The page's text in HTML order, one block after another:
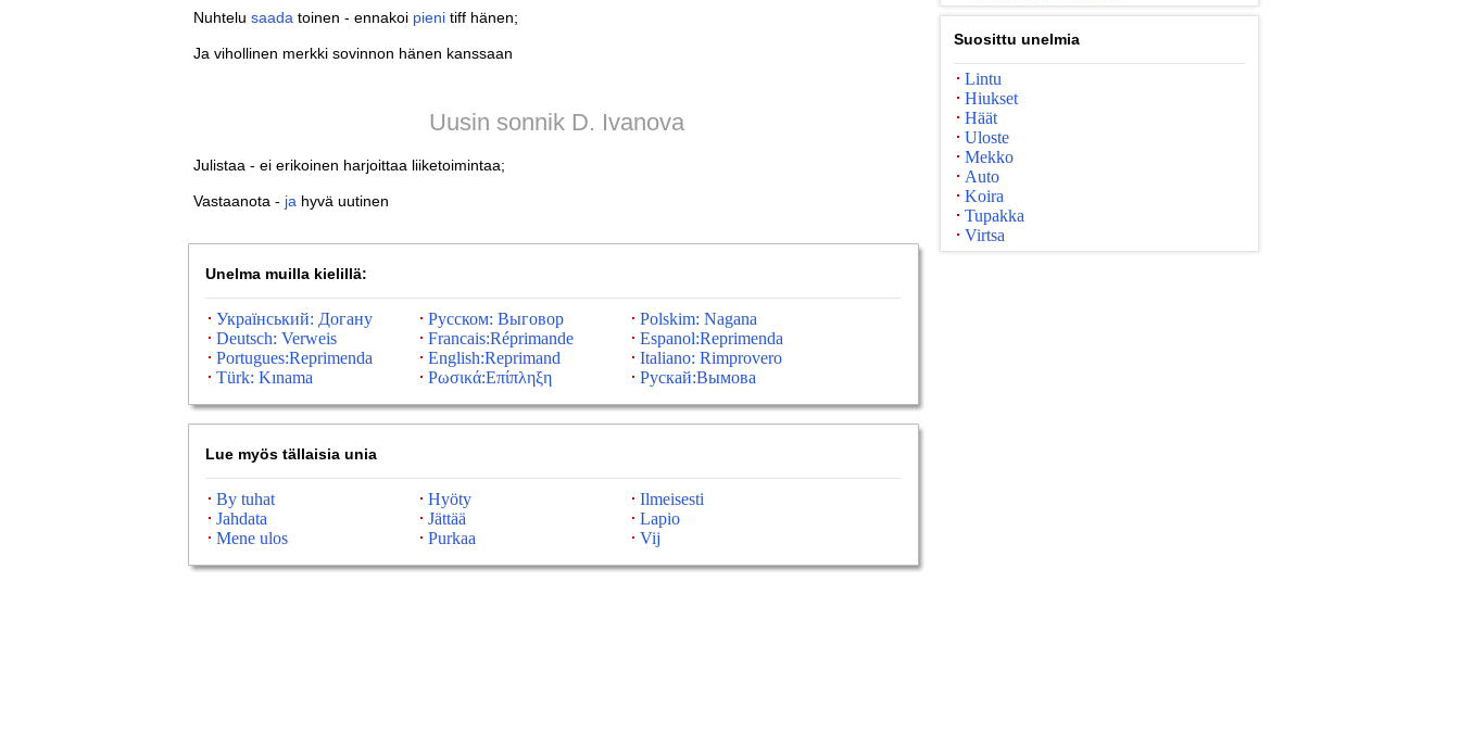
Nuhtelu saada toinen - ennakoi pienitiff hänen;
Ja vihollinen merkki sovinnon hänen kanssaan
Uusin sonnik D. Ivanova
Julistaa - ei erikoinen harjoittaa liiketoimintaa;
Vastaanota - ja hyvä uutinen
Unelma muilla kielillä:
Український: Догану Русском: Выговор
Polskim: Nagana
Deutsch: Verweis
Francais:Réprimande
Espanol:Reprimenda
Portugues:Reprimenda
English:Reprimand
Italiano: Rimprovero
Türk: Kınama
Ρωσικά:Επίπληξη Рускай:Вымова
Lue myös tällaisia ​​unia
By tuhat Hyöty
Ilmeisesti
Jahdata
Jättää
Lapio
Mene ulos
Purkaa Vij
Suosittu unelmia
Lintu
Hiukset
Häät
Uloste
Mekko
Auto
Koira
Tupakka
Virtsa